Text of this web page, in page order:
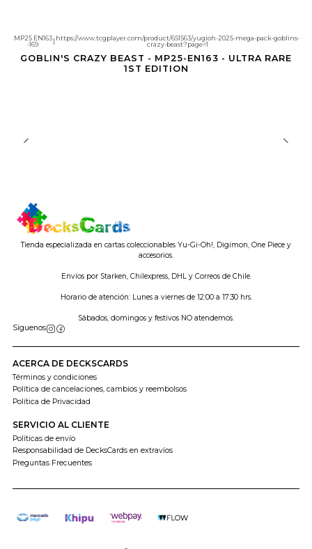
Agotado
MP25 EN163
-169
| https://www.tcgplayer.com/product/651563/yugioh-2025-mega-pack-goblins-
crazy-beast?page=1
GOBLIN'S CRAZY BEAST - MP25-EN163 - ULTRA RARE
1ST EDITION
Tienda especializada en cartas coleccionables Yu-Gi-Oh!, Digimon, One Piece y
accesorios.
Envíos por Starken, Chilexpress, DHL y Correos de Chile.
Horario de atención: Lunes a viernes de 12:00 a 17:30 hrs.
Sábados, domingos y festivos NO atendemos.
Síguenos
ACERCA DE DECKSCARDS
Términos y condiciones
Política de cancelaciones, cambios y reembolsos
Política de Privacidad
SERVICIO AL CLIENTE
Políticas de envío
Responsabilidad de DecksCards en extravíos
Preguntas Frecuentes